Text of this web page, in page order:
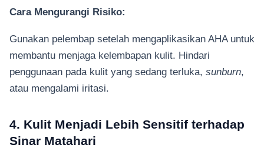
Cara Mengurangi Risiko:
Gunakan pelembap setelah mengaplikasikan AHA untuk
membantu menjaga kelembapan kulit. Hindari
penggunaan pada kulit yang sedang terluka, sunburn,
atau mengalami iritasi.
4. Kulit Menjadi Lebih Sensitif terhadap
Sinar Matahari